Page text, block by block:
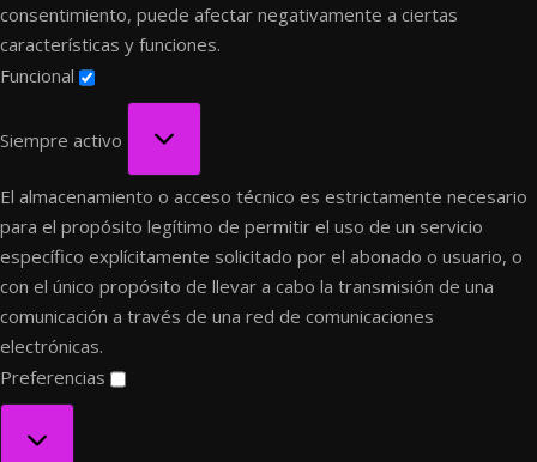
consentimiento, puede afectar negativamente a ciertas
características y funciones.
Funcional
Siempre activo
El almacenamiento o acceso técnico es estrictamente necesario
para el propósito legítimo de permitir el uso de un servicio
específico explícitamente solicitado por el abonado o usuario, o
con el único propósito de llevar a cabo la transmisión de una
comunicación a través de una red de comunicaciones
electrónicas.
Preferencias
Preferencias